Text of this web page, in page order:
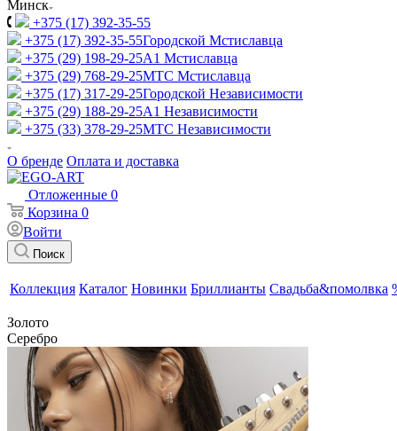
Минск
+375 (17) 392-35-55
+375 (17) 392-35-55Городской Мстиславца
+375 (29) 198-29-25A1 Мстиславца
+375 (29) 768-29-25МТС Мстиславца
+375 (17) 317-29-25Городской Независимости
+375 (29) 188-29-25A1 Независимости
+375 (33) 378-29-25МТС Независимости
О бренде Оплата и доставка
Отложенные 0
Корзина 0
Войти
Поиск
Коллекция Каталог Новинки Бриллианты Свадьба&помолвка
Золото
Серебро